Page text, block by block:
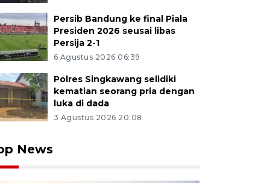
Persib Bandung ke final Piala
Presiden 2026 seusai libas
Persija 2-1
6 Agustus 2026 06:39
Polres Singkawang selidiki
kematian seorang pria dengan
luka di dada
3 Agustus 2026 20:08
News